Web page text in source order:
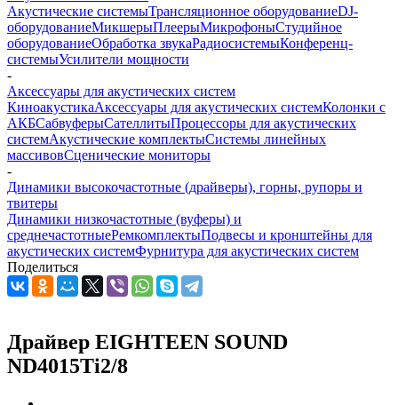
Акустические системыТрансляционное оборудованиеDJ-
оборудованиеМикшерыПлеерыМикрофоныСтудийное
оборудованиеОбработка звукаРадиосистемыКонференц-
системыУсилители мощности
-
Аксессуары для акустических систем
КиноакустикаАксессуары для акустических системКолонки с
АКБСабвуферыСателлитыПроцессоры для акустических
системАкустические комплектыСистемы линейных
массивовСценические мониторы
-
Динамики высокочастотные (драйверы), горны, рупоры и
твитеры
Динамики низкочастотные (вуферы) и
среднечастотныеРемкомплектыПодвесы и кронштейны для
акустических системФурнитура для акустических систем
Поделиться
Драйвер EIGHTEEN SOUND
ND4015Ti2/8